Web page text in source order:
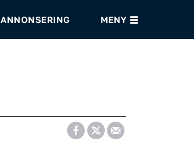
ANNONSERING